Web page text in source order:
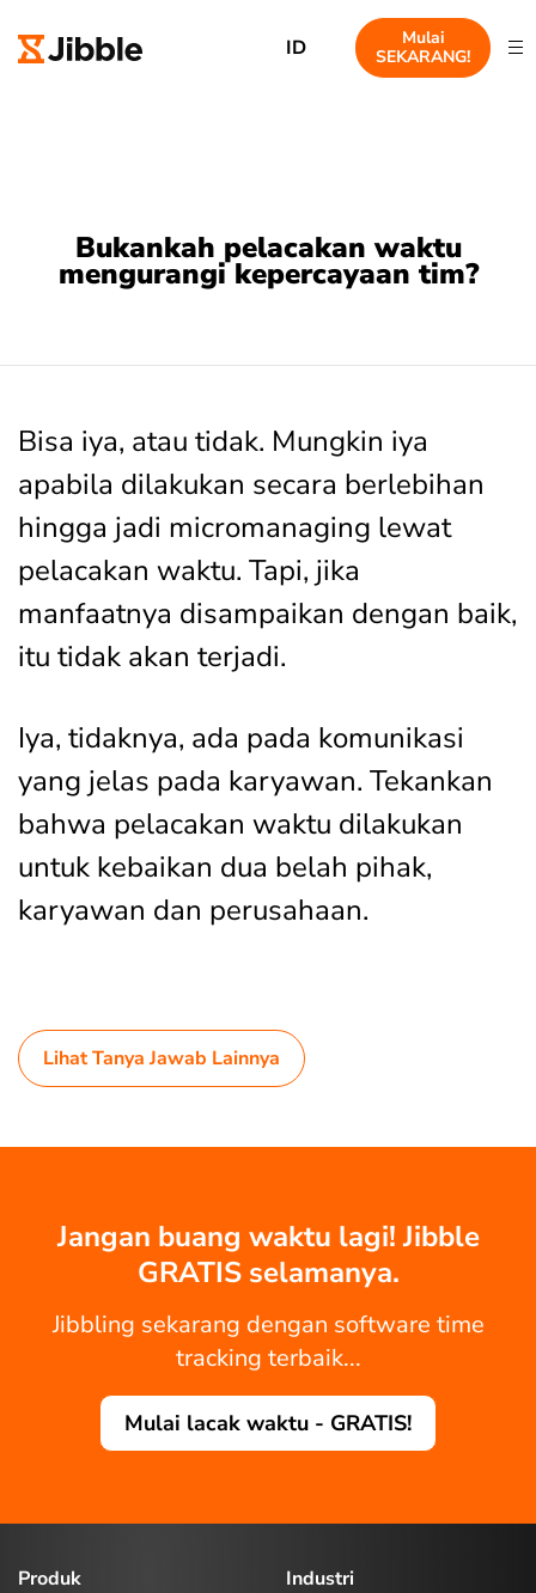
ID
Mulai
SEKARANG!
Bukankah pelacakan waktu
mengurangi kepercayaan tim?
Bisa iya, atau tidak. Mungkin iya
apabila dilakukan secara berlebihan
hingga jadi micromanaging lewat
pelacakan waktu. Tapi, jika
manfaatnya disampaikan dengan baik,
itu tidak akan terjadi.
Iya, tidaknya, ada pada komunikasi
yang jelas pada karyawan. Tekankan
bahwa pelacakan waktu dilakukan
untuk kebaikan dua belah pihak,
karyawan dan perusahaan.
Lihat Tanya Jawab Lainnya
Jangan buang waktu lagi! Jibble
GRATIS selamanya.
Jibbling sekarang dengan software time
tracking terbaik...
Mulai lacak waktu - GRATIS!
Produk
Industri